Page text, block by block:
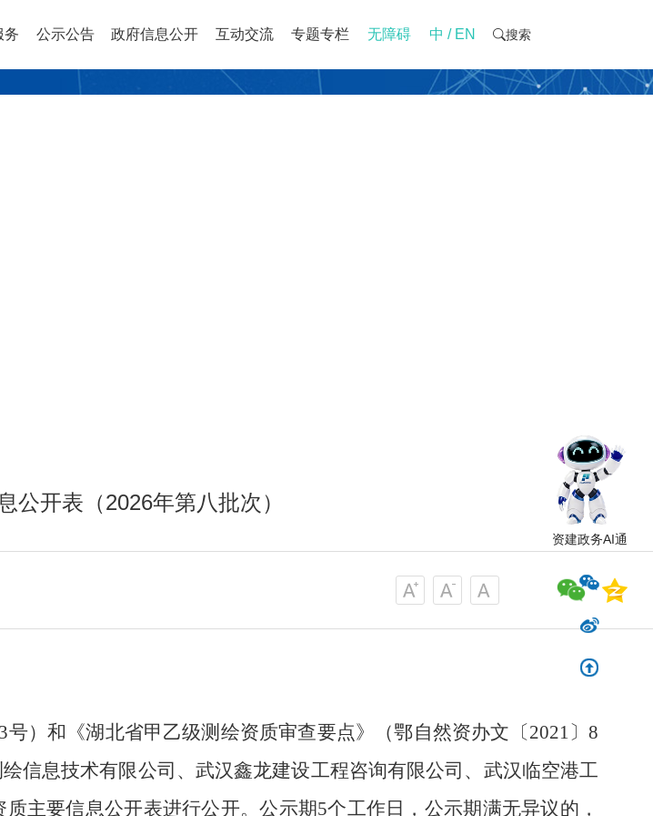
务 公示公告 政府信息公开 互动交流 专题专栏 无障碍 中 / EN 搜索
资建政务AI通
公开表（2026年第八批次）
号） 和《湖北省甲乙级测绘资质审查要点》 （鄂自然资办文〔2021〕8
信息技术有限公司 、 武汉鑫龙建设工程咨询有限公司 、武汉临空港工
主要信息公开表进行公开。公示期5个工作日，公示期满无异议的，